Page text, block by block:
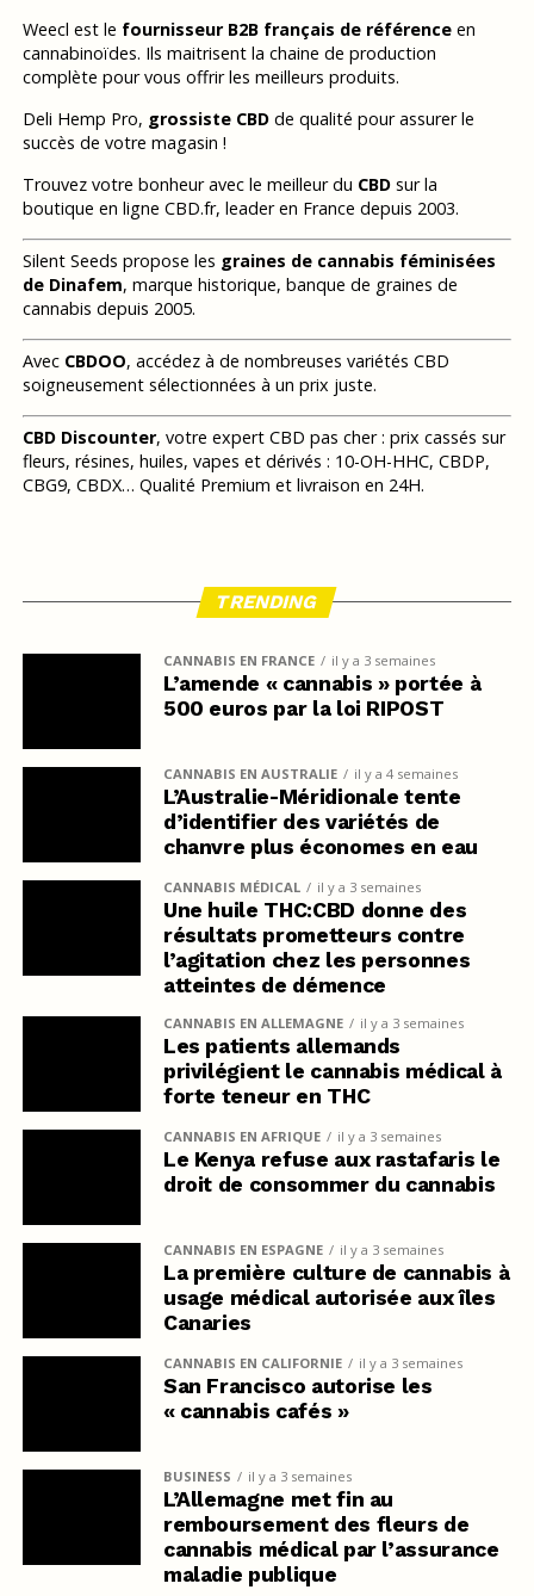
Weecl est le fournisseur B2B français de référenceen
cannabinoïdes. Ils maitrisent la chaine de production
complète pour vous offrir les meilleurs produits.
Deli Hemp Pro, grossiste CBDde qualité pour assurer le
succès de votre magasin !
Trouvez votre bonheur avec le meilleur du CBDsur la
boutique en ligne CBD.fr, leader en France depuis 2003.
Silent Seeds propose les graines de cannabis féminisées
de Dinafem, marque historique, banque de graines de
cannabis depuis 2005.
Avec CBDOO, accédez à de nombreuses variétés CBD
soigneusement sélectionnées à un prix juste.
CBD Discounter, votre expert CBD pas cher : prix cassés sur
fleurs, résines, huiles, vapes et dérivés : 10-OH-HHC, CBDP,
CBG9, CBDX… Qualité Premium et livraison en 24H.
TRENDING
CANNABIS EN FRANCE il y a 3 semaines
L’amende « cannabis » portée à
500 euros par la loi RIPOST
CANNABIS EN AUSTRALIE il y a 4 semaines
L’Australie-Méridionale tente
d’identifier des variétés de
chanvre plus économes en eau
CANNABIS MÉDICAL il y a 3 semaines
Une huile THC:CBD donne des
résultats prometteurs contre
l’agitation chez les personnes
atteintes de démence
CANNABIS EN ALLEMAGNE il y a 3 semaines
Les patients allemands
privilégient le cannabis médical à
forte teneur en THC
CANNABIS EN AFRIQUE il y a 3 semaines
Le Kenya refuse aux rastafaris le
droit de consommer du cannabis
CANNABIS EN ESPAGNE il y a 3 semaines
La première culture de cannabis à
usage médical autorisée aux îles
Canaries
CANNABIS EN CALIFORNIE il y a 3 semaines
San Francisco autorise les
« cannabis cafés »
BUSINESS il y a 3 semaines
L’Allemagne met fin au
remboursement des fleurs de
cannabis médical par l’assurance
maladie publique